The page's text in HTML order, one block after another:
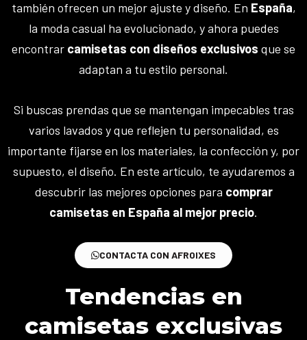
también ofrecen un mejor ajuste y diseño. En España,
la moda casual ha evolucionado, y ahora puedes
encontrar camisetas con diseños exclusivos que se
adaptan a tu estilo personal.
Si buscas prendas que se mantengan impecables tras
varios lavados y que reflejen tu personalidad, es
importante fijarse en los materiales, la confección y, por
supuesto, el diseño. En este artículo, te ayudaremos a
descubrir las mejores opciones para comprar
camisetas en España al mejor precio.
CONTACTA CON AFROIXES
Tendencias en
camisetas exclusivas